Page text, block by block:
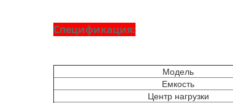
Спецификация:
Модель
Емкость
Центр нагрузки